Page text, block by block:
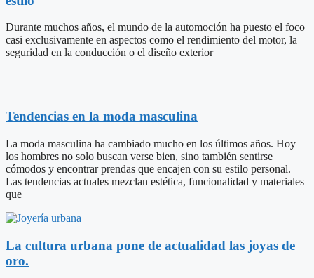
Durante muchos años, el mundo de la automoción ha puesto el foco
casi exclusivamente en aspectos como el rendimiento del motor, la
seguridad en la conducción o el diseño exterior
Tendencias en la moda masculina
La moda masculina ha cambiado mucho en los últimos años. Hoy
los hombres no solo buscan verse bien, sino también sentirse
cómodos y encontrar prendas que encajen con su estilo personal.
Las tendencias actuales mezclan estética, funcionalidad y materiales
que
La cultura urbana pone de actualidad las joyas de
oro.